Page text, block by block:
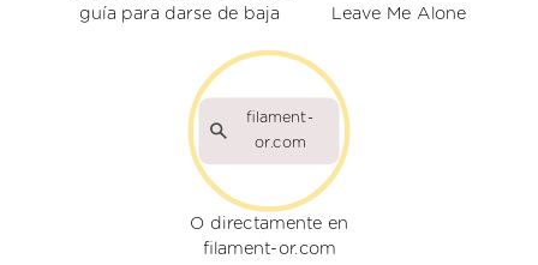
guía para darse de baja
Leave Me Alone
filament-
or.com
O directamente en
filament-or.com